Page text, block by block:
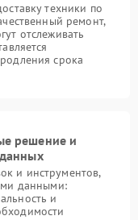
техники по
ремонт,
отслеживать
срока
решение и
и инструментов,
данными:
и